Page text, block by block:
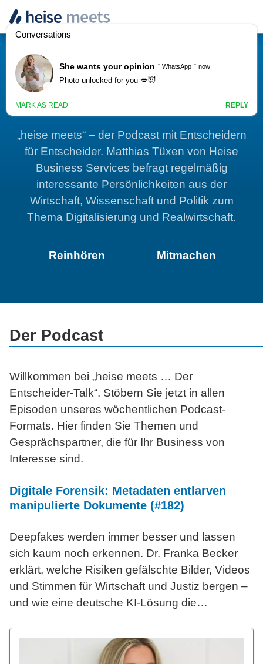
Zum
Inhalt
springen
Der Entscheider-Talk
„heise meets“ –der Podcast mit Ent­schei­dern
für Ent­schei­der. Matthias Tüxen von Heise
Business Services befragt regelmäßig
interessante Persönlichkeiten aus der
Wirt­schaft, Wis­sen­schaft und Po­li­tik zum
Thema Digitalisierung und Realwirtschaft.
Reinhören Mitmachen
Der Podcast
Willkommen bei „heise meets … Der
Entscheider-Talk“. Stöbern Sie jetzt in allen
Episoden unseres wöchentlichen Podcast-
Formats. Hier finden Sie Themen und
Gesprächspartner, die für Ihr Business von
Interesse sind.
Digitale Forensik: Metadaten entlarven
manipulierte Dokumente (#182)
Deepfakes werden immer besser und lassen
sich kaum noch erkennen. Dr. Franka Becker
erklärt, welche Risiken gefälschte Bilder, Videos
und Stimmen für Wirtschaft und Justiz bergen –
und wie eine deutsche KI-Lösung die